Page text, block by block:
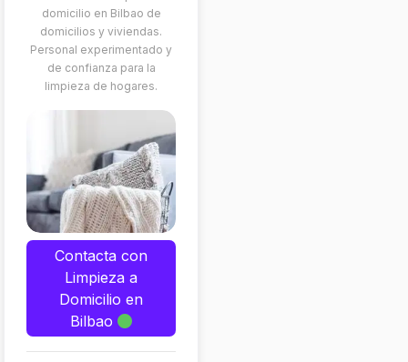
domicilio en Bilbao de
domicilios y viviendas.
Personal experimentado y
de confianza para la
limpieza de hogares.
Contacta con
Limpieza a
Domicilio en
Bilbao